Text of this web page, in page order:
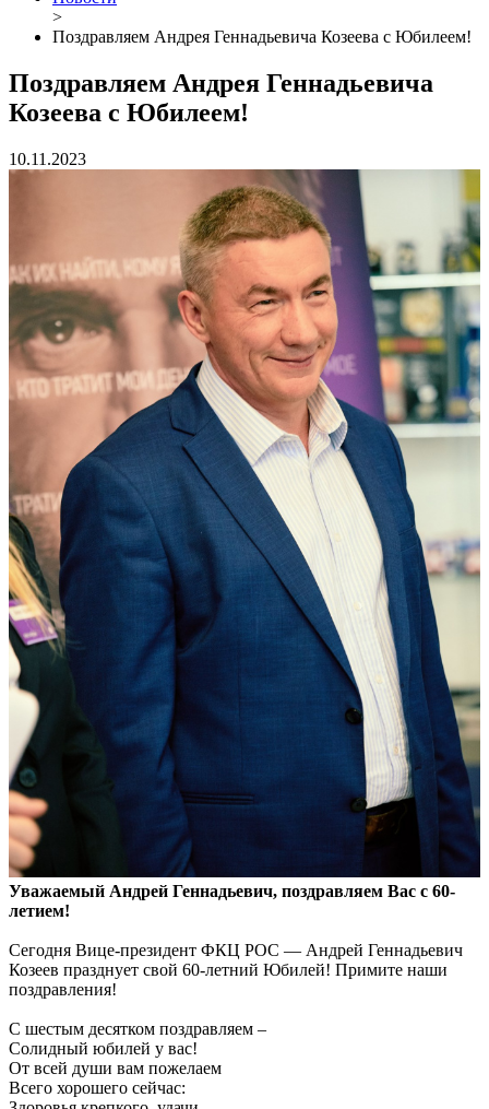
>
Поздравляем Андрея Геннадьевича Козеева с Юбилеем!
Поздравляем Андрея Геннадьевича
Козеева с Юбилеем!
10.11.2023
Уважаемый Андрей Геннадьевич, поздравляем Вас с 60-
летием!
Сегодня Вице-президент ФКЦ РОС — Андрей Геннадьевич
Козеев празднует свой 60-летний Юбилей! Примите наши
поздравления!
С шестым десятком поздравляем –
Солидный юбилей у вас!
От всей души вам пожелаем
Всего хорошего сейчас: